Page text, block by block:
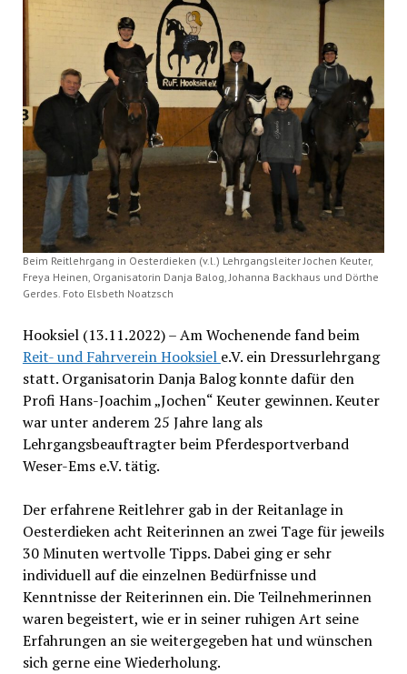
Beim Reitlehrgang in Oesterdieken (v.l.) Lehrgangsleiter Jochen Keuter,
Freya Heinen, Organisatorin Danja Balog, Johanna Backhaus und Dörthe
Gerdes. Foto Elsbeth Noatzsch
Hooksiel (13.11.2022) – Am Wochenende fand beim
Reit- und Fahrverein Hooksiel e.V. ein Dressurlehrgang
statt. Organisatorin Danja Balog konnte dafür den
Profi Hans-Joachim „Jochen“ Keuter gewinnen. Keuter
war unter anderem 25 Jahre lang als
Lehrgangsbeauftragter beim Pferdesportverband
Weser-Ems e.V. tätig.
Der erfahrene Reitlehrer gab in der Reitanlage in
Oesterdieken acht Reiterinnen an zwei Tage für jeweils
30 Minuten wertvolle Tipps. Dabei ging er sehr
individuell auf die einzelnen Bedürfnisse und
Kenntnisse der Reiterinnen ein. Die Teilnehmerinnen
waren begeistert, wie er in seiner ruhigen Art seine
Erfahrungen an sie weitergegeben hat und wünschen
sich gerne eine Wiederholung.